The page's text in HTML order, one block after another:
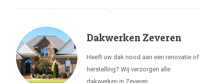
Dakwerken Zeveren
Heeft uw dak nood aan een renovatie of
herstelling? Wij verzorgen alle
dakwerken in Zeveren.